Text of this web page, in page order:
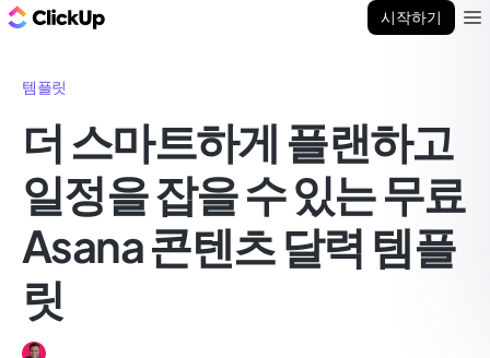
시작하기
템플릿
더 스마트하게 플랜하고
일정을 잡을 수 있는 무료
Asana 콘텐츠 달력 템플
릿